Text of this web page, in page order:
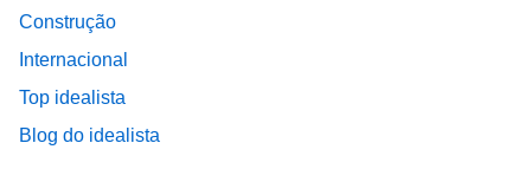
Construção
Internacional
Top idealista
Blog do idealista